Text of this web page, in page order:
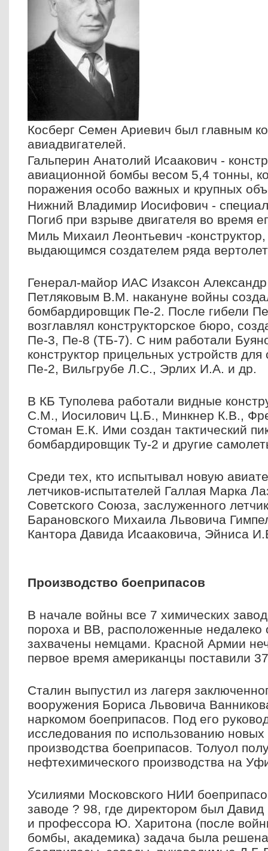
Косберг Семен Ариевич был главным
авиадвигателей.
Гальперин Анатолий Исаакович -
авиационной бомбы весом 5,4 тонны,
поражения особо важных и крупных
Нижний Владимир Иосифович -
Погиб при взрыве двигателя во время
Миль Михаил Леонтьевич -
выдающимся создателем ряда
Генерал-майор ИАС Изаксон
Петляковым В.М. накануне войны
бомбардировщик Пе-2. После гибели
возглавлял конструкторское бюро,
Пе-3, Пе-8 (ТБ-7). С ним работали
конструктор прицельных устройств
Пе-2, Вильгрубе Л.С., Эрлих И.А. и др.
B КБ Туполева работали видные
С.М., Иосилович Ц.Б., Минкнер К.В.,
Стоман Е.К. Ими создан тактический
бомбардировщик Ту-2 и другие
Среди тех, кто испытывал новую
летчиков-испытателей Галлая Марка
Советского Союза, заслуженного
Барановского Михаила Львовича
Кантора Давида Исааковича, Эйниса
Производство боеприпасов
В начале войны все 7 химических
пороха и ВВ, расположенные недалеко
захвачены немцами. Красной Армии
первое время американцы поставили
Сталин выпустил из лагеря
вооружения Бориса Львовича
наркомом боеприпасов. Под его
исследования по использованию новых
производства боеприпасов. Толуол
нефтехимического производства на
Усилиями Московского НИИ
заводе ? 98, где директором был Давид
и профессора Ю. Харитона (после
бомбы, академика) задача была